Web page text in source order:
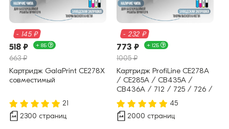
- 145 ₽
518 ₽ + 8Б
663 ₽
Картридж GalaPrint CE278X
совместимый
21
2300 страниц
- 232 ₽
773 ₽ + 12Б
1005 ₽
Картридж ProfiLine CE278A
/ CE285A / CB435A /
CB436A / 712 / 725 / 726 /
728 (78A 85A 35A 36A)
совместимый
45
2000 страниц